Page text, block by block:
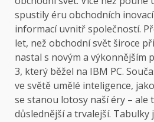
spustily éru obchodních
informací uvnitř společností.
let, než obchodní svět široce
nastal s novým a výkonnějším
3, který běžel na IBM PC.
ve světě umělé inteligence,
se stanou lotosy naší éry – ale
důslednější a trvalejší. Tabulky